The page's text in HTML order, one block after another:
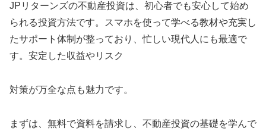
JPリターンズの不動産投資は、初心者でも安心して始め
られる投資方法です。スマホを使って学べる教材や充実し
たサポート体制が整っており、忙しい現代人にも最適で
す。安定した収益やリスク
対策が万全な点も魅力です。
まずは、無料で資料を請求し、不動産投資の基礎を学んで